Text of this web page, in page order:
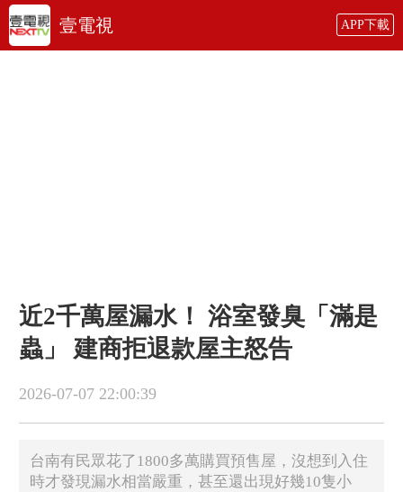
壹電視 APP下載
近2千萬屋漏水！ 浴室發臭「滿是
蟲」 建商拒退款屋主怒告
2026-07-07 22:00:39
台南有民眾花了1800多萬購買預售屋，沒想到入住
時才發現漏水相當嚴重，甚至還出現好幾10隻小